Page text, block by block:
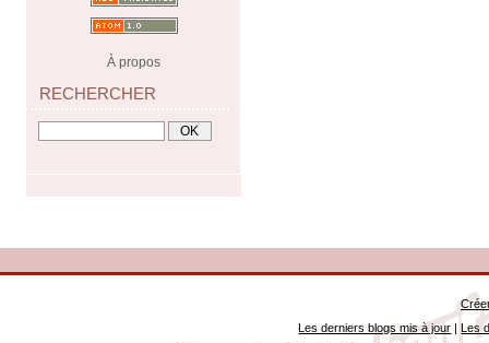
À propos
RECHERCHER
Les derniers blogs mis à jour |Les